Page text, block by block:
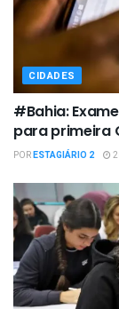
CIDADES
#Bahia:
para primeira
PORESTAGIÁRIO 2